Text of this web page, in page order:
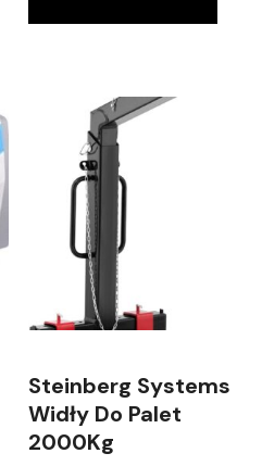
Steinberg Systems
Widły Do Palet
2000Kg